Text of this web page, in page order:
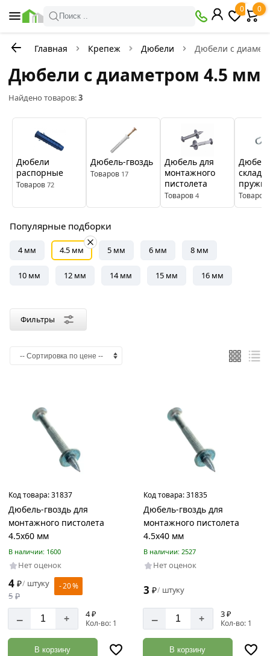
Поиск ..
0 0
Главная Крепеж Дюбели Дюбели с
Дюбели с диаметром 4.5 мм
Найдено товаров:3
Дюбели
распорные
Товаров 72
Дюбель-гвоздь
Товаров 17
Дюбель для
монтажного
пистолета
Товаров 4 Товаров
Популярные подборки
4 мм 4.5 мм 5 мм 6 мм 8 мм
10 мм 12 мм 14 мм 15 мм 16 мм
Фильтры
Фильтры
В
Со
Krep
Цвет
Цинк
Страна
Китай
Материал
4.5
мм
Код товара:31837
Дюбель-гвоздь для
монтажного пистолета
4.5х60 мм
В наличии: 1600
Нет оценок
4 ₽/ штуку
5 ₽
- 20 %
– + 4 ₽
Кол-во: 1
В корзину
Код товара:31835
Дюбель-гвоздь для
монтажного пистолета
4.5х40 мм
В наличии: 2527
Нет оценок
3 ₽/ штуку
– + 3 ₽
Кол-во: 1
В корзину